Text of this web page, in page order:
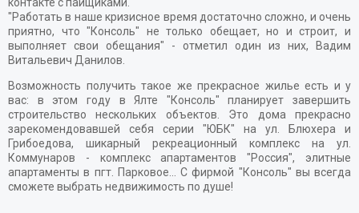
контакте с пайщиками.
"Работать в наше кризисное время достаточно сложно, и очень
приятно, что "Консоль" не только обещает, но и строит, и
выполняет свои обещания" - отметил один из них, Вадим
Витальевич Данилов.
Возможность получить такое же прекрасное жилье есть и у
вас: в этом году в Ялте "Консоль" планирует завершить
строительство нескольких объектов. Это дома прекрасно
зарекомендовавшей себя серии "ЮБК" на ул. Блюхера и
Грибоедова, шикарный рекреационный комплекс на ул.
Коммунаров - комплекс апартаментов "Россия", элитные
апартаменты в пгт. Парковое... С фирмой "Консоль" вы всегда
сможете выбрать недвижимость по душе!